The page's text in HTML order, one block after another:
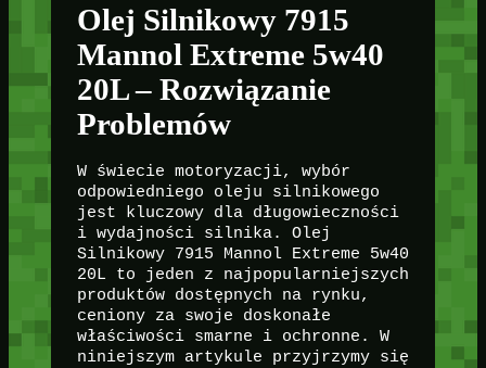
Olej Silnikowy 7915
Mannol Extreme 5w40
20L – Rozwiązanie
Problemów
W świecie motoryzacji, wybór
odpowiedniego oleju silnikowego
jest kluczowy dla długowieczności
i wydajności silnika. Olej
Silnikowy 7915 Mannol Extreme 5w40
20L to jeden z najpopularniejszych
produktów dostępnych na rynku,
ceniony za swoje doskonałe
właściwości smarne i ochronne. W
niniejszym artykule przyjrzymy się